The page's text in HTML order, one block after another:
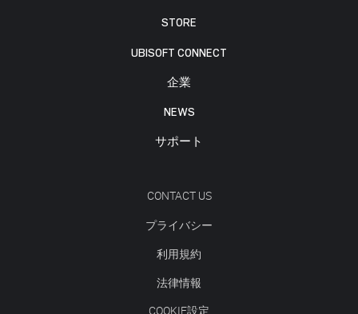
STORE
UBISOFT CONNECT
企業
NEWS
サポート
CONTACT US
プライバシー
利用規約
法律情報
COOKIE設定